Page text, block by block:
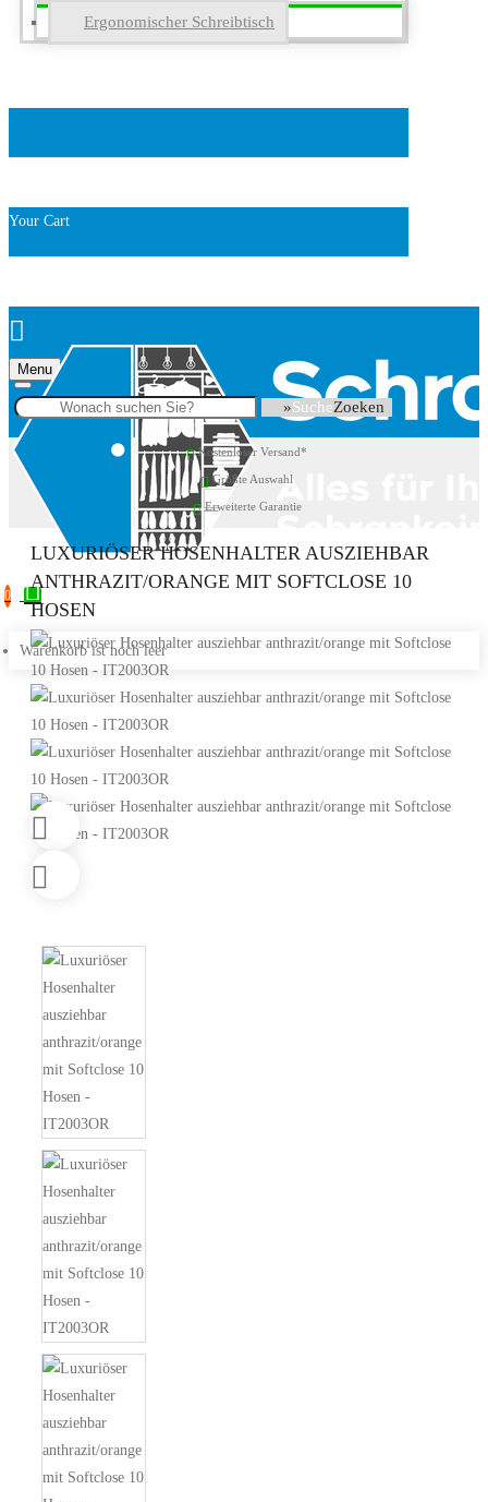
Ergonomischer Schreibtisch
Your Cart
Menu
0
Warenkorb ist noch leer
Suche
Kostenloser Versand*
Größte Auswahl
Erweiterte Garantie
LUXURIÖSER HOSENHALTER AUSZIEHBAR
ANTHRAZIT/ORANGE MIT SOFTCLOSE 10
HOSEN